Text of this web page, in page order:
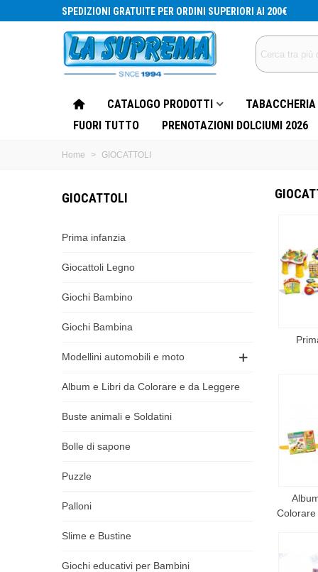
SPEDIZIONI GRATUITE PER ORDINI SUPERIORI AI 200€
CATALOGO PRODOTTI
TABACCHERIA
FUORI TUTTO
PRENOTAZIONI DOLCIUMI 2026
Home > GIOCATTOLI
GIOCATTOLI
Prima infanzia
Giocattoli Legno
Giochi Bambino
Giochi Bambina
Modellini automobili e moto
Album e Libri da Colorare e da Leggere
Buste animali e Soldatini
Bolle di sapone
Puzzle
Palloni
Slime e Bustine
Giochi educativi per Bambini